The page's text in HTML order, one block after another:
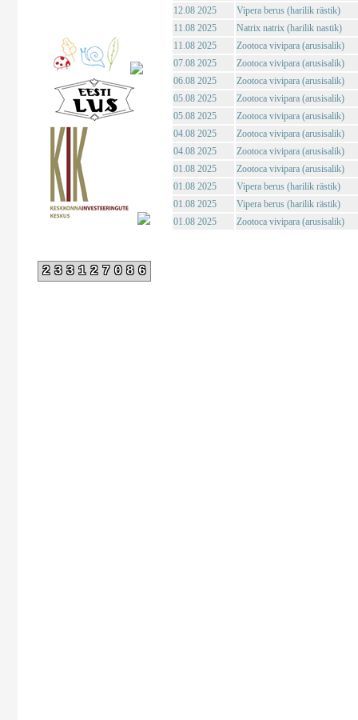
233127086
12.08 2025
Vipera berus (harilik rästik)
11.08 2025
Natrix natrix (harilik nastik)
11.08 2025
Zootoca vivipara (arusisalik)
07.08 2025
Zootoca vivipara (arusisalik)
06.08 2025
Zootoca vivipara (arusisalik)
05.08 2025
Zootoca vivipara (arusisalik)
05.08 2025
Zootoca vivipara (arusisalik)
04.08 2025
Zootoca vivipara (arusisalik)
04.08 2025
Zootoca vivipara (arusisalik)
01.08 2025
Zootoca vivipara (arusisalik)
01.08 2025
Vipera berus (harilik rästik)
01.08 2025
Vipera berus (harilik rästik)
01.08 2025
Zootoca vivipara (arusisalik)